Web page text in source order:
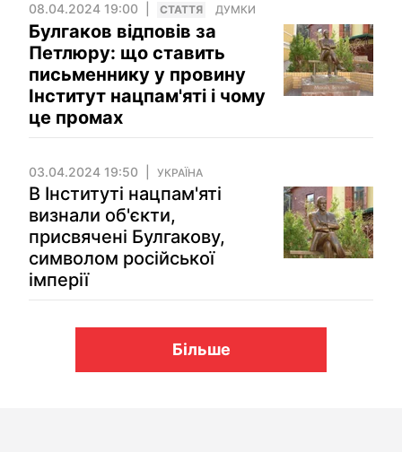
08.04.2024 19:00 СТАТТЯ ДУМКИ
Булгаков відповів за
Петлюру: що ставить
письменнику у провину
Інститут нацпам'яті і чому
це промах
03.04.2024 19:50 УКРАЇНА
В Інституті нацпам'яті
визнали об'єкти,
присвячені Булгакову,
символом російської
імперії
Більше